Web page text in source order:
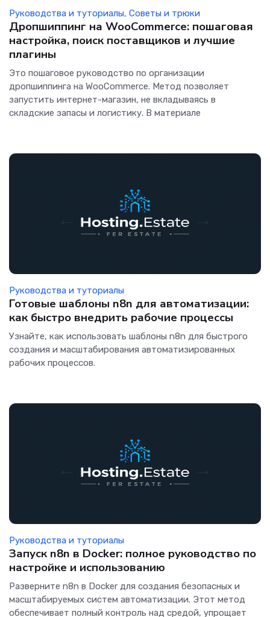
Руководства и туториалы, Советы и трюки
Дропшиппинг на WooCommerce: пошаговая
настройка, поиск поставщиков и лучшие
плагины
Это пошаговое руководство по организации
дропшиппинга на WooCommerce. Метод позволяет
запустить интернет-магазин, не вкладываясь в
складские запасы и логистику. В материале
Руководства и туториалы
Готовые шаблоны n8n для автоматизации:
как быстро внедрить рабочие процессы
Узнайте, как использовать шаблоны n8n для быстрого
создания и масштабирования автоматизированных
рабочих процессов.
Руководства и туториалы
Запуск n8n в Docker: полное руководство по
настройке и использованию
Разверните n8n в Docker для создания безопасных и
масштабируемых систем автоматизации. Этот метод
обеспечивает полный контроль над средой, упрощает